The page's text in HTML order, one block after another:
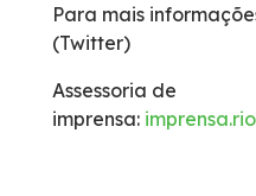
Benefícios Tarifários
Monitoramento 24h –
Para mais
(Twitter)
Assessoria de
imprensa: